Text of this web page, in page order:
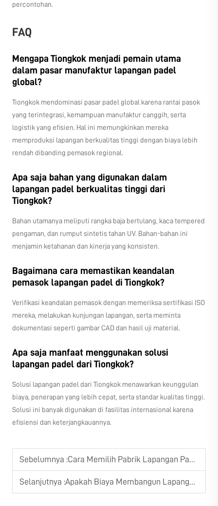
percontohan.
FAQ
Mengapa Tiongkok menjadi pemain utama
dalam pasar manufaktur lapangan padel
global?
Tiongkok mendominasi pasar padel global karena rantai pasok
yang terintegrasi, kemampuan manufaktur canggih, serta
logistik yang efisien. Hal ini memungkinkan mereka
memproduksi lapangan berkualitas tinggi dengan biaya lebih
rendah dibanding pemasok regional.
Apa saja bahan yang digunakan dalam
lapangan padel berkualitas tinggi dari
Tiongkok?
Bahan utamanya meliputi rangka baja bertulang, kaca tempered
pengaman, dan rumput sintetis tahan UV. Bahan-bahan ini
menjamin ketahanan dan kinerja yang konsisten.
Bagaimana cara memastikan keandalan
pemasok lapangan padel di Tiongkok?
Verifikasi keandalan pemasok dengan memeriksa sertifikasi ISO
mereka, melakukan kunjungan lapangan, serta meminta
dokumentasi seperti gambar CAD dan hasil uji material.
Apa saja manfaat menggunakan solusi
lapangan padel dari Tiongkok?
Solusi lapangan padel dari Tiongkok menawarkan keunggulan
biaya, penerapan yang lebih cepat, serta standar kualitas tinggi.
Solusi ini banyak digunakan di fasilitas internasional karena
efisiensi dan keterjangkauannya.
Sebelumnya :Cara Memilih Pabrik Lapangan Padel yang Terpercaya?
Selanjutnya :Apakah Biaya Membangun Lapangan Padel Sebanding dengan Kinerjanya?